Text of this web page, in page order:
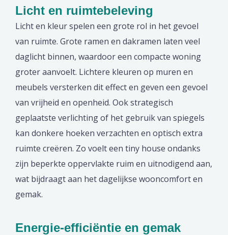
Licht en ruimtebeleving
Licht en kleur spelen een grote rol in het gevoel
van ruimte. Grote ramen en dakramen laten veel
daglicht binnen, waardoor een compacte woning
groter aanvoelt. Lichtere kleuren op muren en
meubels versterken dit effect en geven een gevoel
van vrijheid en openheid. Ook strategisch
geplaatste verlichting of het gebruik van spiegels
kan donkere hoeken verzachten en optisch extra
ruimte creëren. Zo voelt een tiny house ondanks
zijn beperkte oppervlakte ruim en uitnodigend aan,
wat bijdraagt aan het dagelijkse wooncomfort en
gemak.
Energie-efficiëntie en gemak